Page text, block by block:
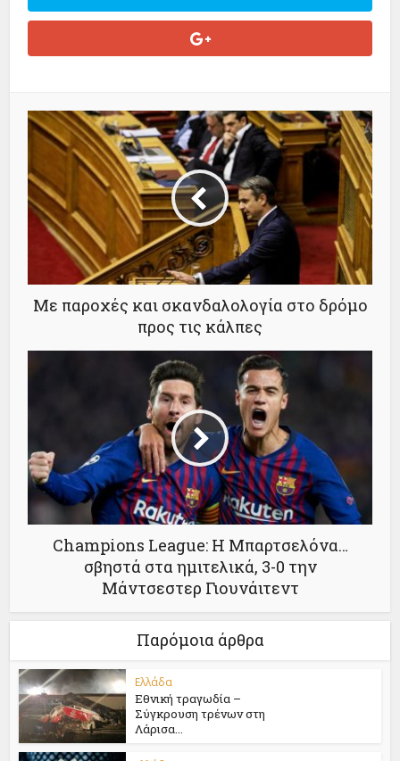
Με παροχές και σκανδαλολογία στο δρόμο
προς τις κάλπες
Champions League: Η Μπαρτσελόνα…
σβηστά στα ημιτελικά, 3-0 την
Μάντσεστερ Γιουνάιτεντ
Παρόμοια άρθρα
Ελλάδα
Εθνική τραγωδία –
Σύγκρουση τρένων στη
Λάρισα...